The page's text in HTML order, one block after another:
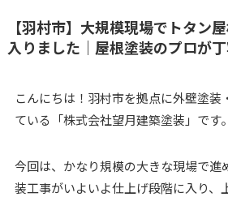
【羽村市】大規模現場でトタン
入りました｜屋根塗装のプロが丁
こんにちは！羽村市を拠点に外壁塗装
ている「株式会社望月建築塗装」です。
今回は、かなり規模の大きな現場で進
装工事がいよいよ仕上げ段階に入り、